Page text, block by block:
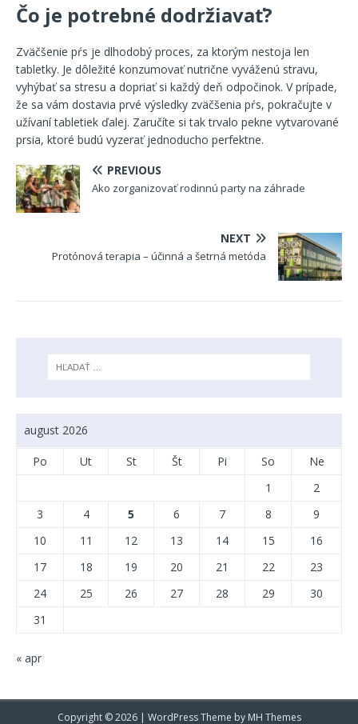
Čo je potrebné dodržiavať?
Zväčšenie pŕs je dlhodobý proces, za ktorým nestoja len
tabletky. Je dôležité konzumovať nutrične vyváženú stravu,
vyhýbať sa stresu a dopriať si každý deň odpočinok. V prípade,
že sa vám dostavia prvé výsledky zväčšenia pŕs, pokračujte v
užívaní tabletiek ďalej. Zaručíte si tak trvalo pekne vytvarované
prsia, ktoré budú vyzerať jednoducho perfektne.
PREVIOUS
Ako zorganizovať rodinnú party na záhrade
NEXT
Protónová terapia – účinná a šetrná metóda
august 2026
Po Ut St Št Pi So
Ne
1
2
3
4 5 6 7 8
9
10
11 12 13 14 15
16
17
18 19 20 21 22
23
24
25 26 27 28 29
30
31
« apr
Copyright © 2026 | WordPress Theme by MH Themes